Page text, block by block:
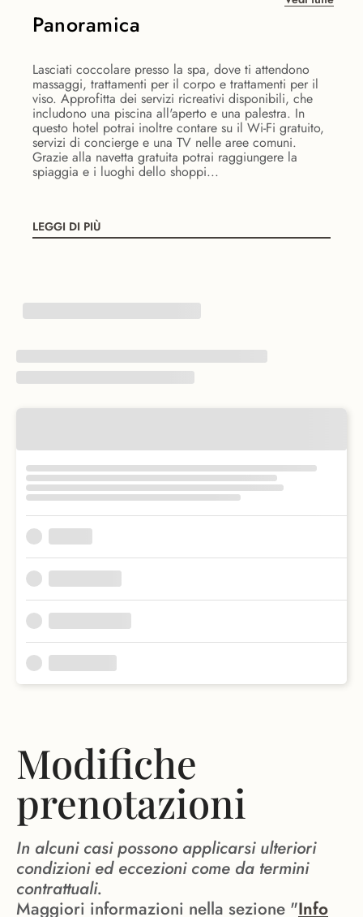
Panoramica
Lasciati coccolare presso la spa, dove ti attendono
massaggi, trattamenti per il corpo e trattamenti per il
viso. Approfitta dei servizi ricreativi disponibili, che
includono una piscina all'aperto e una palestra. In
questo hotel potrai inoltre contare su il Wi-Fi gratuito,
servizi di concierge e una TV nelle aree comuni.
Grazie alla navetta gratuita potrai raggiungere la
spiaggia e i luoghi dello shoppi...
LEGGI DI PIÙ
Modifiche
prenotazioni
In alcuni casi possono applicarsi ulteriori
condizioni ed eccezioni come da termini
contrattuali.
Maggiori informazioni nella sezione "Info